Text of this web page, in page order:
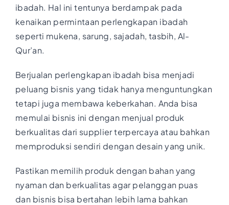
ibadah. Hal ini tentunya berdampak pada
kenaikan permintaan perlengkapan ibadah
seperti mukena, sarung, sajadah, tasbih, Al-
Qur’an.
Berjualan perlengkapan ibadah bisa menjadi
peluang bisnis yang tidak hanya menguntungkan
tetapi juga membawa keberkahan. Anda bisa
memulai bisnis ini dengan menjual produk
berkualitas dari supplier terpercaya atau bahkan
memproduksi sendiri dengan desain yang unik.
Pastikan memilih produk dengan bahan yang
nyaman dan berkualitas agar pelanggan puas
dan bisnis bisa bertahan lebih lama bahkan